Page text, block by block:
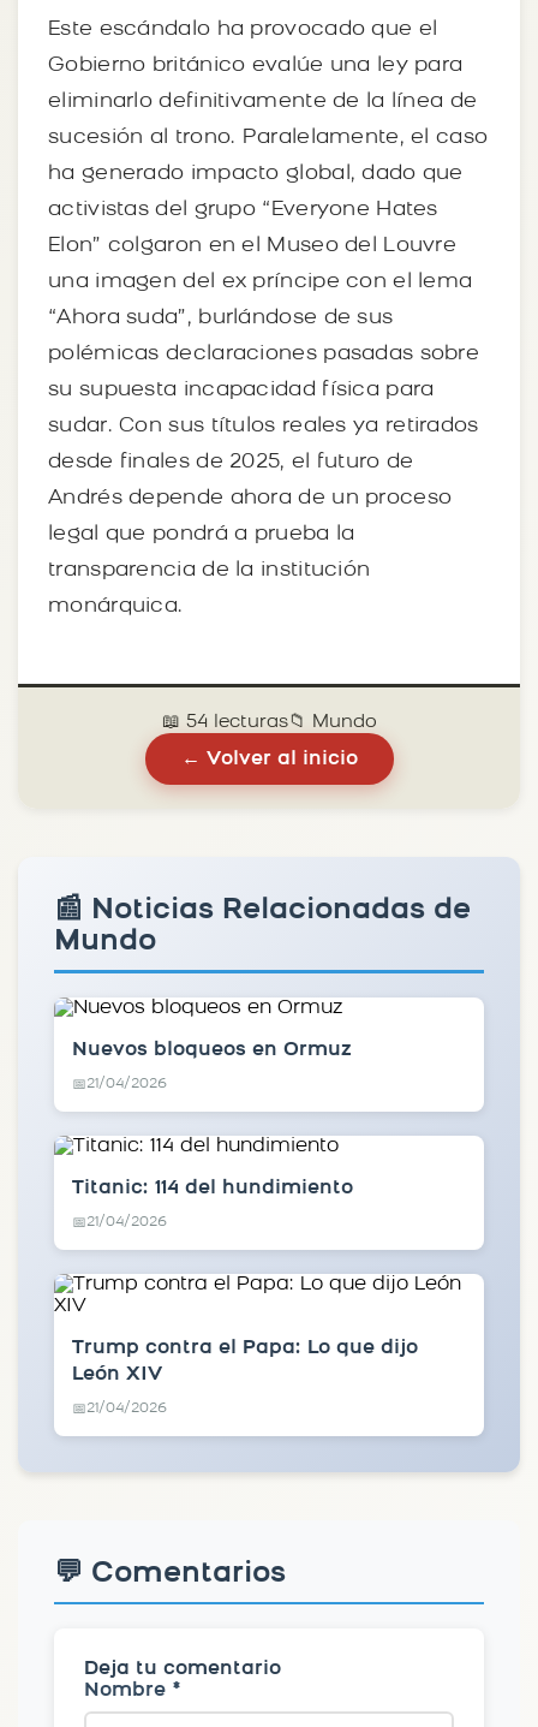
Este escándalo ha provocado que el
Gobierno británico evalúe una ley para
eliminarlo definitivamente de la línea de
sucesión al trono. Paralelamente, el caso
ha generado impacto global, dado que
activistas del grupo “Everyone Hates
Elon” colgaron en el Museo del Louvre
una imagen del ex príncipe con el lema
“Ahora suda”, burlándose de sus
polémicas declaraciones pasadas sobre
su supuesta incapacidad física para
sudar. Con sus títulos reales ya retirados
desde finales de 2025, el futuro de
Andrés depende ahora de un proceso
legal que pondrá a prueba la
transparencia de la institución
monárquica.
📖 54 lecturas📁 Mundo
← Volver al inicio
📰 Noticias Relacionadas de
Mundo
Nuevos bloqueos en Ormuz
📅21/04/2026
Titanic: 114 del hundimiento
📅21/04/2026
Trump contra el Papa: Lo que dijo
León XIV
📅21/04/2026
💬 Comentarios
Deja tu comentario
Nombre *